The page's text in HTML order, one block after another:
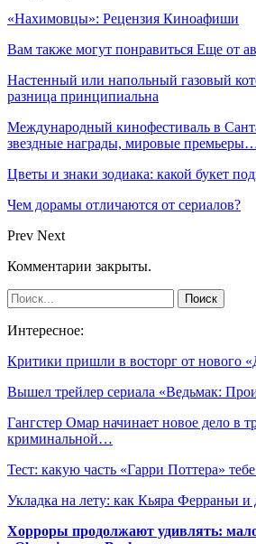
«Нахимовцы»: Рецензия Киноафиши
Вам также могут понравиться Еще от
Настенный или напольный газовый
разница принципиальна
Международный кинофестиваль в
звездные награды, мировые
Цветы и знаки зодиака: какой букет
Чем дорамы отличаются от сериалов?
Prev Next
Комментарии закрыты.
Интересное:
Критики пришли в восторг от нового
Вышел трейлер сериала «Ведьмак:
Гангстер Омар начинает новое дело в
криминальной…
Тест: какую часть «Гарри Поттера»
Укладка на лету: как Кьяра Ферраньи
Хорроры продолжают удивлять: